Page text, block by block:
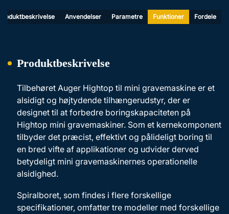
Anvendelser Parametre Funktioner Fordele
Produktbeskrivelse
Tilbehøret Auger Hightop til mini gravemaskine er et
alsidigt og højtydende tilhængerudstyr, der er
designet til at forbedre boringskapaciteten på
Hightop mini gravemaskiner. Som et kernekomponent
tilbyder det præcist, effektivt og pålideligt boring til
en bred vifte af applikationer og udvider derved
betydeligt mini gravemaskinernes operationelle
alsidighed.
Spiralboret, som findes i flere forskellige
specifikationer, omfatter tre modeller med forskellige